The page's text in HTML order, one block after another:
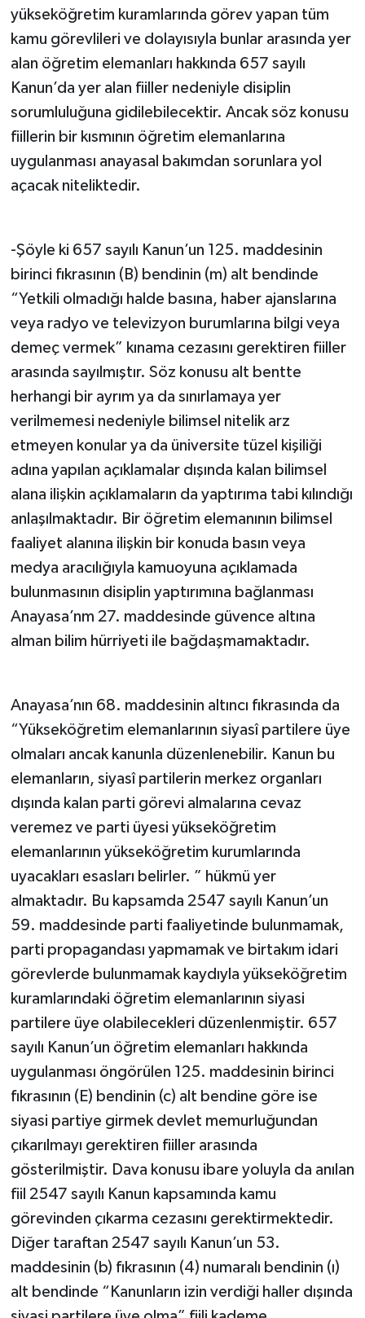
yükseköğretim kuramlarında görev yapan tüm
kamu görevlileri ve dolayısıyla bunlar arasında yer
alan öğretim elemanları hakkında 657 sayılı
Kanun’da yer alan fiiller nedeniyle disiplin
sorumluluğuna gidilebilecektir. Ancak söz konusu
fiillerin bir kısmının öğretim elemanlarına
uygulanması anayasal bakımdan sorunlara yol
açacak niteliktedir.
-Şöyle ki 657 sayılı Kanun’un 125. maddesinin
birinci fıkrasının (B) bendinin (m) alt bendinde
“Yetkili olmadığı halde basına, haber ajanslarına
veya radyo ve televizyon burumlarına bilgi veya
demeç vermek” kınama cezasını gerektiren fiiller
arasında sayılmıştır. Söz konusu alt bentte
herhangi bir ayrım ya da sınırlamaya yer
verilmemesi nedeniyle bilimsel nitelik arz
etmeyen konular ya da üniversite tüzel kişiliği
adına yapılan açıklamalar dışında kalan bilimsel
alana ilişkin açıklamaların da yaptırıma tabi kılındığı
anlaşılmaktadır. Bir öğretim elemanının bilimsel
faaliyet alanına ilişkin bir konuda basın veya
medya aracılığıyla kamuoyuna açıklamada
bulunmasının disiplin yaptırımına bağlanması
Anayasa’nm 27. maddesinde güvence altına
alman bilim hürriyeti ile bağdaşmamaktadır.
Anayasa’nın 68. maddesinin altıncı fıkrasında da
“Yükseköğretim elemanlarının siyasî partilere üye
olmaları ancak kanunla düzenlenebilir. Kanun bu
elemanların, siyasî partilerin merkez organları
dışında kalan parti görevi almalarına cevaz
veremez ve parti üyesi yükseköğretim
elemanlarının yükseköğretim kurumlarında
uyacakları esasları belirler. ” hükmü yer
almaktadır. Bu kapsamda 2547 sayılı Kanun’un
59. maddesinde parti faaliyetinde bulunmamak,
parti propagandası yapmamak ve birtakım idari
görevlerde bulunmamak kaydıyla yükseköğretim
kuramlarındaki öğretim elemanlarının siyasi
partilere üye olabilecekleri düzenlenmiştir. 657
sayılı Kanun’un öğretim elemanları hakkında
uygulanması öngörülen 125. maddesinin birinci
fıkrasının (E) bendinin (c) alt bendine göre ise
siyasi partiye girmek devlet memurluğundan
çıkarılmayı gerektiren fiiller arasında
gösterilmiştir. Dava konusu ibare yoluyla da anılan
fiil 2547 sayılı Kanun kapsamında kamu
görevinden çıkarma cezasını gerektirmektedir.
Diğer taraftan 2547 sayılı Kanun’un 53.
maddesinin (b) fıkrasının (4) numaralı bendinin (ı)
alt bendinde “Kanunların izin verdiği haller dışında